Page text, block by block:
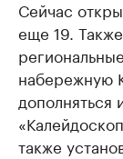
Сейчас
еще 19.
набережную
дополняться
также